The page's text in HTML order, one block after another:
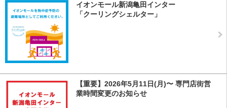
イオンモール新潟亀田インター
「クーリングシェルター」
【重要】2026年5月11日(月)〜 専門店街営
業時間変更のお知らせ